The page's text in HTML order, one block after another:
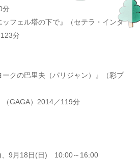
分
フェル塔の下で』（セテラ・インタ
分
クの巴里夫（パリジャン）』（彩プ
GAGA）2014／119分
9月18日(日) 10:00～16:00